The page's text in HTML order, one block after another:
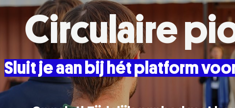
Circulaire
Sluit je aan bij hét platform